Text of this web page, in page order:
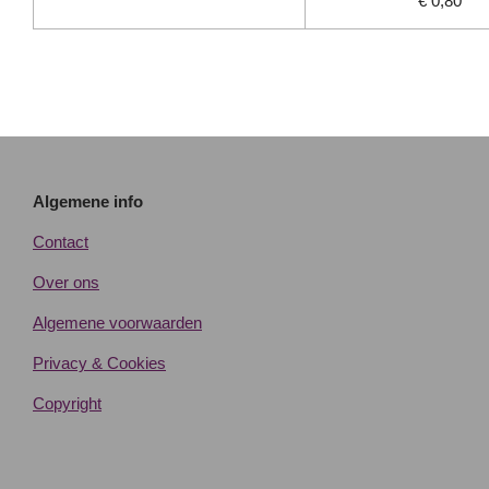
Algemene info
Contact
Over ons
Algemene voorwaarden
Privacy & Cookies
Copyright